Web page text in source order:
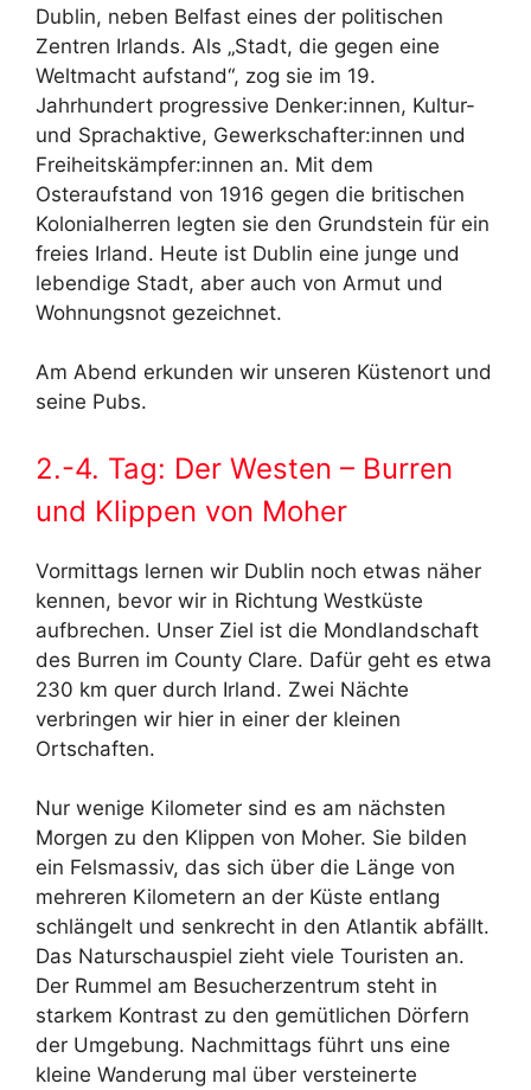
Dublin, neben Belfast eines der politischen
Zentren Irlands. Als „Stadt, die gegen eine
Weltmacht aufstand“, zog sie im 19.
Jahrhundert progressive Denker:innen, Kultur-
und Sprachaktive, Gewerkschafter:innen und
Freiheitskämpfer:innen an. Mit dem
Osteraufstand von 1916 gegen die britischen
Kolonialherren legten sie den Grundstein für ein
freies Irland. Heute ist Dublin eine junge und
lebendige Stadt, aber auch von Armut und
Wohnungsnot gezeichnet.
Am Abend erkunden wir unseren Küstenort und
seine Pubs.
2.-4. Tag: Der Westen – Burren
und Klippen von Moher
Vormittags lernen wir Dublin noch etwas näher
kennen, bevor wir in Richtung Westküste
aufbrechen. Unser Ziel ist die Mondlandschaft
des Burren im County Clare. Dafür geht es etwa
230 km quer durch Irland. Zwei Nächte
verbringen wir hier in einer der kleinen
Ortschaften.
Nur wenige Kilometer sind es am nächsten
Morgen zu den Klippen von Moher. Sie bilden
ein Felsmassiv, das sich über die Länge von
mehreren Kilometern an der Küste entlang
schlängelt und senkrecht in den Atlantik abfällt.
Das Naturschauspiel zieht viele Touristen an.
Der Rummel am Besucherzentrum steht in
starkem Kontrast zu den gemütlichen Dörfern
der Umgebung. Nachmittags führt uns eine
kleine Wanderung mal über versteinerte